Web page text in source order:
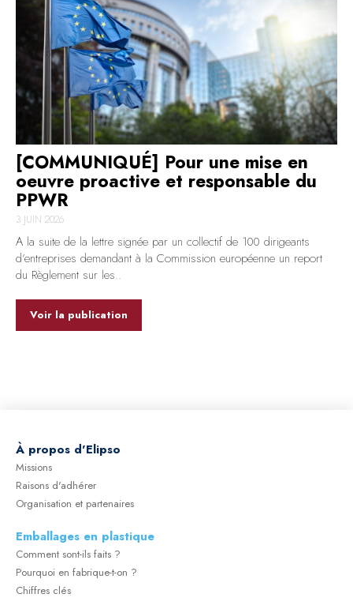
[COMMUNIQUÉ] Pour une mise en
oeuvre proactive et responsable du
PPWR
3 JUIN 2026
A la suite de la lettre signée par un collectif de 100 dirigeants
d’entreprises demandant à la Commission européenne un report
du Règlement sur les..
Voir la publication
À propos d'Elipso
Missions
Raisons d'adhérer
Organisation et partenaires
Emballages en plastique
Comment sont-ils faits ?
Pourquoi en fabrique-t-on ?
Chiffres clés